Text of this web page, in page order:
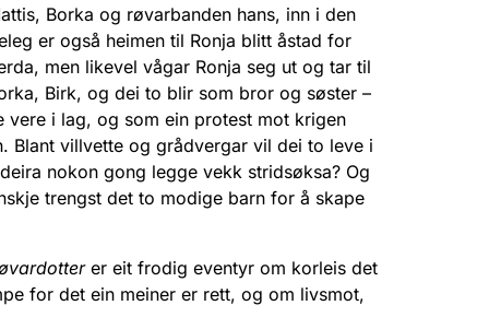
Borka og røvarbanden hans, inn i den
er også heimen til Ronja blitt åstad for
men likevel vågar Ronja seg ut og tar til
Birk, og dei to blir som bror og søster –
i lag, og som ein protest mot krigen
Blant villvette og grådvergar vil dei to leve i
nokon gong legge vekk stridsøksa? Og
trengst det to modige barn for å skape
er eit frodig eventyr om korleis det
for det ein meiner er rett, og om livsmot,